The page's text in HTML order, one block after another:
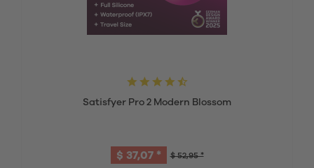
Satisfyer Pro 2 Modern Blossom
$ 52,95 *
$ 37,07 *